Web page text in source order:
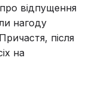
відпущення
нагоду
після
на